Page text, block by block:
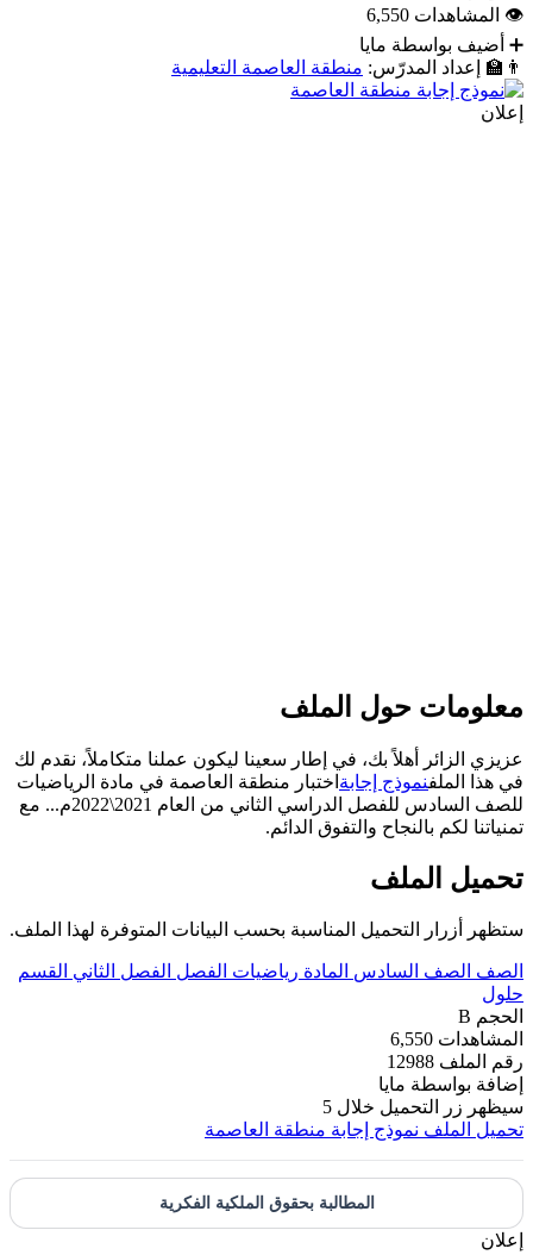
👁
المشاهدات 6,550
➕
أضيف بواسطة مايا
👨‍🏫
إعداد المدرّس: منطقة العاصمة التعليمية
إعلان
معلومات حول الملف
عزيزي الزائر أهلاً بك، في إطار سعينا ليكون عملنا متكاملاً، نقدم لك
في هذا الملفنموذج إجابةاختبار منطقة العاصمة في مادة الرياضيات
للصف السادس للفصل الدراسي الثاني من العام 2021\2022م... مع
تمنياتنا لكم بالنجاح والتفوق الدائم.
تحميل الملف
ستظهر أزرار التحميل المناسبة بحسب البيانات المتوفرة لهذا الملف.
الصف الصف السادس المادة رياضيات الفصل الفصل الثاني
القسم
حلول
الحجم B
المشاهدات 6,550
رقم الملف 12988
إضافة بواسطة مايا
سيظهر زر التحميل خلال 5
تحميل الملف نموذج إجابة منطقة العاصمة
المطالبة بحقوق الملكية الفكرية
إعلان